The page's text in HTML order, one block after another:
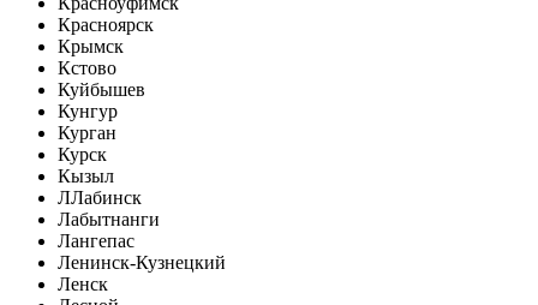
Красноярск
Крымск
Кстово
Куйбышев
Кунгур
Курган
Курск
Кызыл
ЛЛабинск
Лабытнанги
Лангепас
Ленинск-Кузнецкий
Ленск